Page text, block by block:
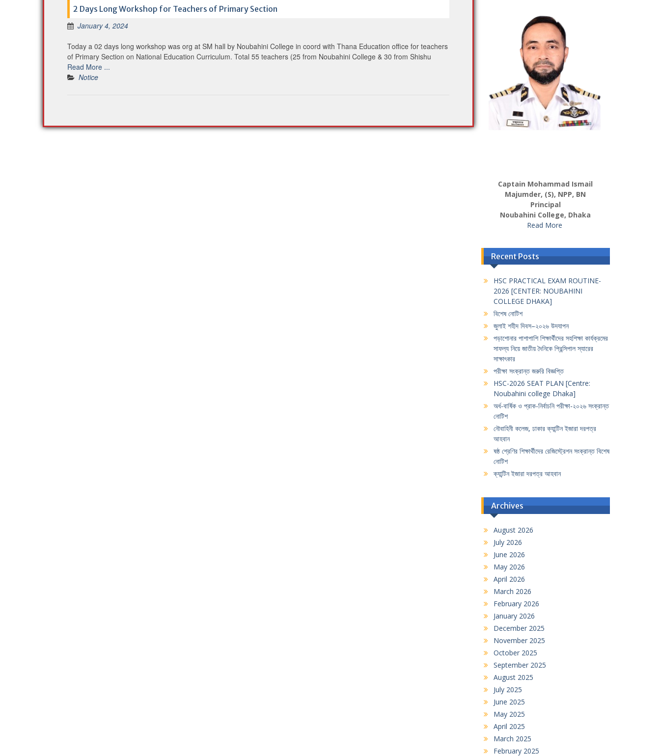
2 Days Long Workshop for Teachers of Primary Section
January 4, 2024
Today a 02 days long workshop was org at SM hall by Noubahini College in coord with Thana Education office for teachers
of Primary Section on National Education Curriculum. Total 55 teachers (25 from Noubahini College & 30 from Shishu
Read More ...
Notice
Captain Mohammad Ismail
Majumder, (S), NPP, BN
Principal
Noubahini College, Dhaka
Read More
Recent Posts
HSC PRACTICAL EXAM ROUTINE-
2026 [CENTER: NOUBAHINI
COLLEGE DHAKA]
বিশেষ নোটিশ
জুলাই শহীদ দিবস–২০২৬ উদযাপন
পড়াশোনার পাশাপাশি শিক্ষার্থীদের সহশিক্ষা কার্যক্রমের
সাফল্য নিয়ে জাতীয় দৈনিকে প্রিন্সিপাল স্যারের
সাক্ষাৎকার
পরীক্ষা সংক্রান্ত জরুরি বিজ্ঞপ্তি
HSC-2026 SEAT PLAN [Centre:
Noubahini college Dhaka]
অর্ধ-বার্ষিক ও প্রাক-নির্বাচনি পরীক্ষা-২০২৬ সংক্রান্ত
নোটিশ
নৌবাহিনী কলেজ, ঢাকার ক্যান্টিন ইজারা দরপত্র
আহবান
ষষ্ঠ শ্রেণির শিক্ষার্থীদের রেজিস্ট্রেশন সংক্রান্ত বিশেষ
নোটিশ
ক্যান্টিন ইজারা দরপত্র আহবান
Archives
August 2026
July 2026
June 2026
May 2026
April 2026
March 2026
February 2026
January 2026
December 2025
November 2025
October 2025
September 2025
August 2025
July 2025
June 2025
May 2025
April 2025
March 2025
February 2025